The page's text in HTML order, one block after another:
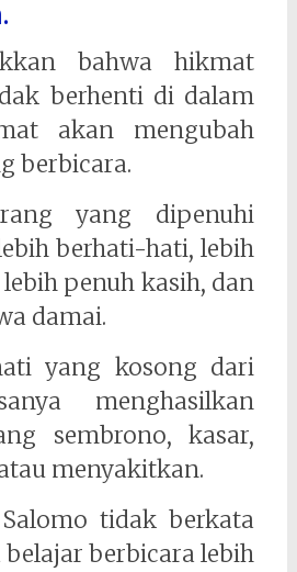
bahwa hikmat
berhenti di dalam
akan mengubah
berbicara.
yang dipenuhi
berhati-hati, lebih
penuh kasih, dan
damai.
yang kosong dari
menghasilkan
sembrono, kasar,
menyakitkan.
tidak berkata
berbicara lebih